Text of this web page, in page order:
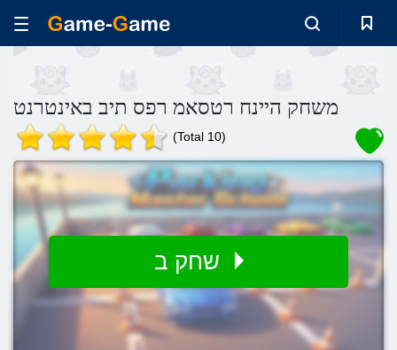
משחק היינח רטסאמ רפס תיב באינטרנט
(Total 10)